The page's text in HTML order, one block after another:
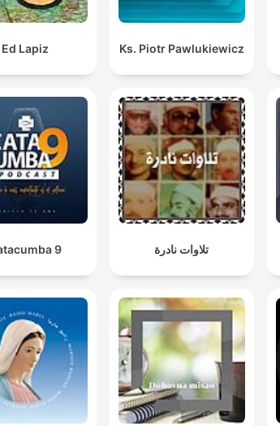
Ed Lapiz Ks. Piotr Pawlukiewicz
9 تلاوات نادرة